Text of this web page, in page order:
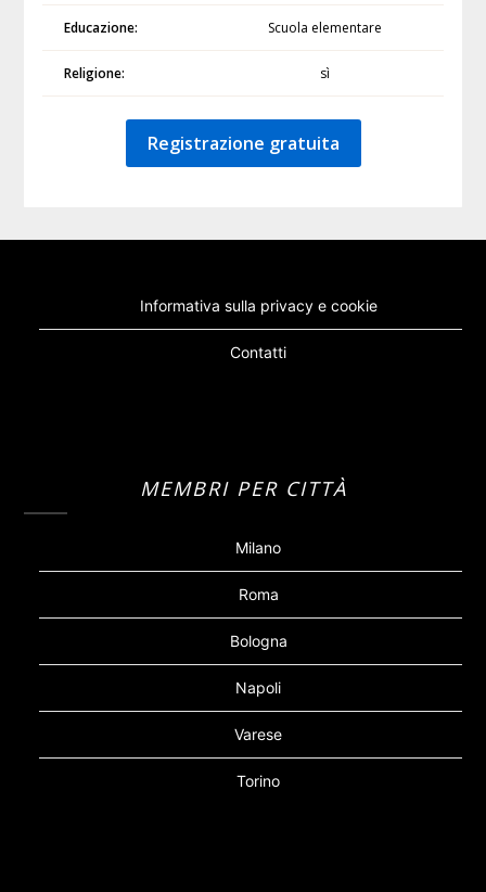
Educazione: Scuola elementare
Religione: sì
Registrazione gratuita
Informativa sulla privacy e cookie
Contatti
MEMBRI PER CITTÀ
Milano
Roma
Bologna
Napoli
Varese
Torino